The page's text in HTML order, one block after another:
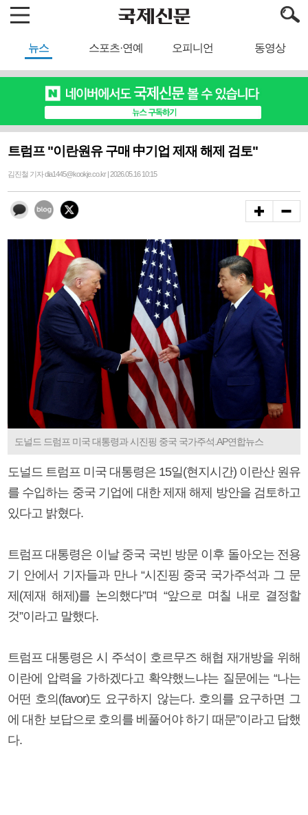
뉴스 스포츠·연예 오피니언 동영상
트럼프 "이란원유 구매 中기업 제재 해제 검토"
김진철 기자 dia1445@kookje.co.kr | 2026.05.16 10:15
도널드 드럼프 미국 대통령과 시진핑 중국 국가주석.AP연합뉴스
도널드 트럼프 미국 대통령은 15일(현지시간) 이란산 원유
를 수입하는 중국 기업에 대한 제재 해제 방안을 검토하고
있다고 밝혔다.
트럼프 대통령은 이날 중국 국빈 방문 이후 돌아오는 전용
기 안에서 기자들과 만나 “시진핑 중국 국가주석과 그 문
제(제재 해제)를 논의했다”며 “앞으로 며칠 내로 결정할
것”이라고 말했다.
트럼프 대통령은 시 주석이 호르무즈 해협 재개방을 위해
이란에 압력을 가하겠다고 확약했느냐는 질문에는 “나는
어떤 호의(favor)도 요구하지 않는다. 호의를 요구하면 그
에 대한 보답으로 호의를 베풀어야 하기 때문”이라고 답했
다.